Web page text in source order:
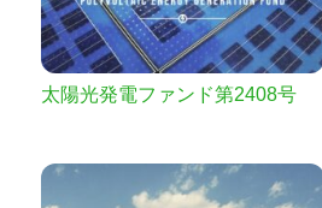
太陽光発電ファンド第2408号